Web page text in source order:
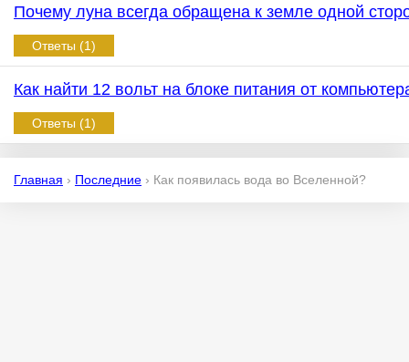
Почему луна всегда обращена к земле одной
Ответы (1)
Как найти 12 вольт на блоке питания от
Ответы (1)
Главная › Последние › Как появилась вода во Вселенной?